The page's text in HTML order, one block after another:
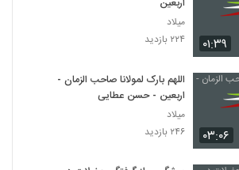
۰۱:۳۹
اربعین
میلاد
۲۲۴ بازدید
۰۳:۰۶
اللهم بارک لمولانا صاحب الزمان -
اربعین - حسن عطایی
میلاد
۲۴۶ بازدید